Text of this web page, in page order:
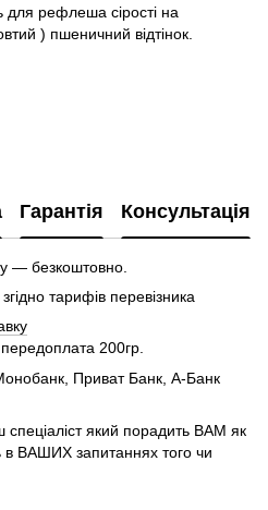
для рефлеша сірості на
) пшеничний відтінок.
Гарантія Консультація
— безкоштовно.
тарифів перевізника
200гр.
Приват Банк, А-Банк
спеціаліст який порадить ВАМ як
в ВАШИХ запитаннях того чи